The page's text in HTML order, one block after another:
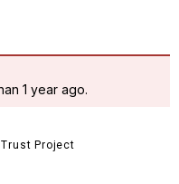
1 year ago.